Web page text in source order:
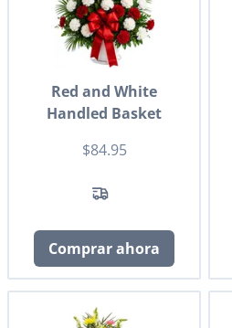
Red and White
Handled Basket
$84.95
Comprar ahora